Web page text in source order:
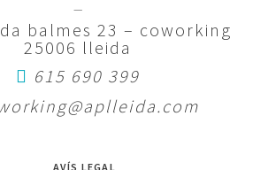
—
balmes 23 – coworking
25006 lleida
615 690 399
AVÍS LEGAL